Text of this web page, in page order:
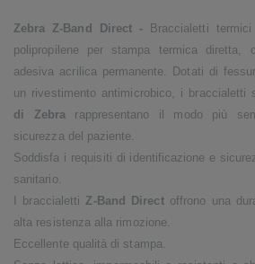
Zebra Z-Band Direct -Braccialetti
polipropilene per stampa termica diretta,
adesiva acrilica permanente. Dotati di
un rivestimento antimicrobico, i braccialetti
di Zebrarappresentano il modo più
sicurezza del paziente.
Soddisfa i requisiti di identificazione e
sanitario.
I braccialetti Z-Band Directoffrono una
alta resistenza alla rimozione.
Eccellente qualità di stampa.